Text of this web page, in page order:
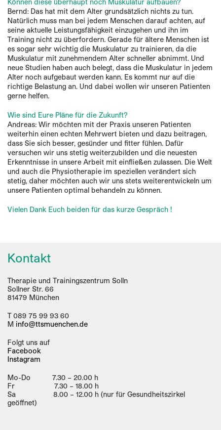
Bernd: Das hat mit dem Alter grundsätzlich nichts zu tun.
Natürlich muss man bei jedem Menschen darauf achten, auf
seine aktuelle Leistungsfähigkeit einzugehen und ihn im
Training nicht zu überfordern. Gerade für ältere Menschen ist
es sogar sehr wichtig die Muskulatur zu trainieren, da die
Muskulatur mit zunehmendem Alter schneller abnimmt. Und
neue Studien haben auch belegt, dass die Muskulatur in jedem
Alter noch aufgebaut werden kann. Es kommt nur auf die
richtige Belastung an. Und dabei wollen wir unseren Patienten
gerne helfen.
Wie sind Eure Pläne für die Zukunft?
Andreas: Wir möchten mit der Praxis unseren Patienten
weiterhin einen echten Mehrwert bieten und dazu beitragen,
dass Sie sich besser, gesünder und fitter fühlen. Dafür
versuchen wir uns stetig weiterzubilden und die neuesten
Erkenntnisse in unsere Arbeit mit einfließen zulassen. Die Welt
und auch die Physiotherapie im speziellen verändert sich
stetig, daher möchten auch wir uns stets weiterentwickeln um
unsere Patienten optimal behandeln zu können.
Vielen Dank Euch beiden für das kurze Gespräch !
Kontakt
Therapie und Trainingszentrum Solln
Sollner Str. 66
81479 München
T 089 75 99 93 60
M info@ttsmuenchen.de
Folgt uns auf
Facebook
Instagram
Mo-Do 7.30 – 20.00 h
Fr 7.30 – 18.00 h
Sa 8.00 – 12.00 h (nur für Gesundheitszirkel
geöffnet)